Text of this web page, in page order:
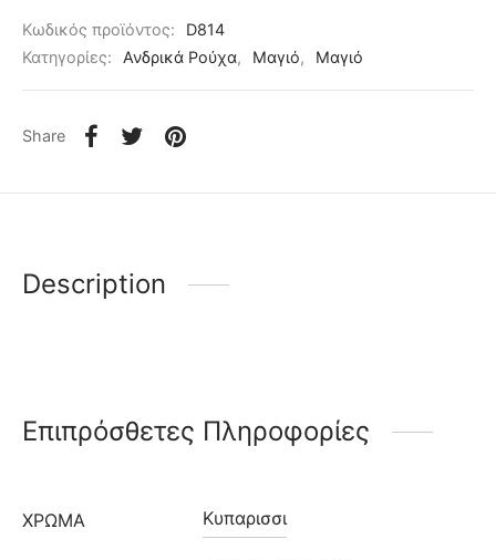
Κωδικός προϊόντος:
D814
Κατηγορίες:
Ανδρικά Ρούχα, Μαγιό, Μαγιό
Share
Description
Επιπρόσθετες Πληροφορίες
ΧΡΩΜΑ Κυπαρισσι